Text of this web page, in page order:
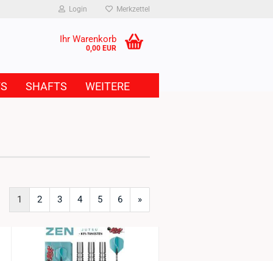
Login Merkzettel
Ihr Warenkorb
0,00 EUR
SHAFTS WEITERE
1 2 3 4 5 6 »